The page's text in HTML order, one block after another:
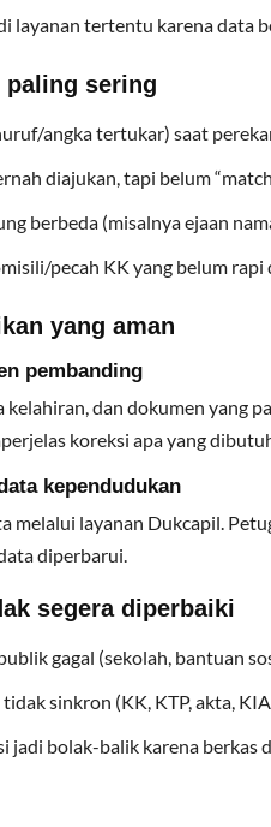
layanan tertentu karena data
paling sering
angka tertukar) saat
diajukan, tapi belum
berbeda (misalnya ejaan
pecah KK yang belum rapi
yang aman
pembanding
kelahiran, dan dokumen yang
koreksi apa yang
kependudukan
melalui layanan Dukcapil.
diperbarui.
segera diperbaiki
gagal (sekolah, bantuan
sinkron (KK, KTP, akta,
jadi bolak-balik karena berkas